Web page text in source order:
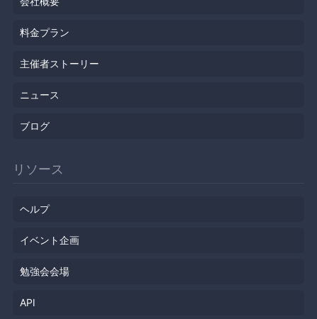
料金プラン
主催者ストーリー
ニュース
ブログ
リソース
ヘルプ
イベント企画
勉強会会場
API